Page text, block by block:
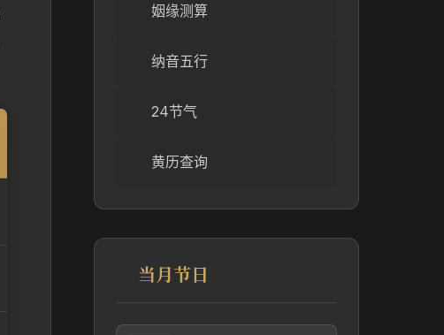
姻缘测算
纳音五行
24节气
黄历查询
当月节日